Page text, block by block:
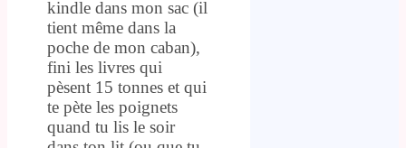
kindle dans mon sac (il
tient même dans la
poche de mon caban),
fini les livres qui
pèsent 15 tonnes et qui
te pète les poignets
quand tu lis le soir